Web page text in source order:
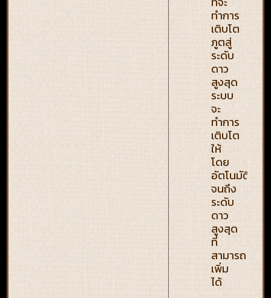
ทำการ
เติบโต
ภูตสู่
ระดับ
ดาว
สูงสุด
ระบบ
จะ
ทำการ
เติบโต
ให้
โดย
อัตโนมัติ
จนถึง
ระดับ
ดาว
สูงสุด
ที่
สามารถ
เพิ่ม
ได้